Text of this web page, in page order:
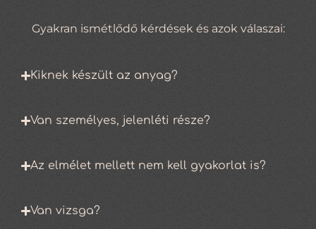
Gyakran ismétlődő kérdések és azok válaszai:
Kiknek készült az anyag?
Van személyes, jelenléti része?
Az elmélet mellett nem kell gyakorlat is?
Van vizsga?